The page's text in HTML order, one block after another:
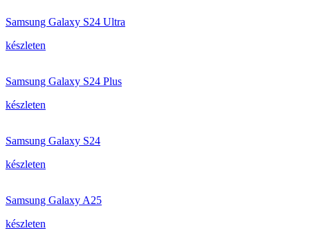
Samsung Galaxy S24 Ultra
készleten
Samsung Galaxy S24 Plus
készleten
Samsung Galaxy S24
készleten
Samsung Galaxy A25
készleten